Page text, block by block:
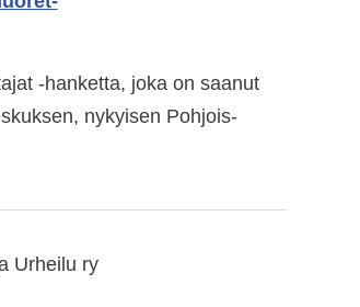
-hanketta, joka on saanut
nykyisen Pohjois-
Urheilu ry